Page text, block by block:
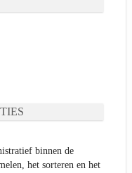
binnen de
het sorteren en het